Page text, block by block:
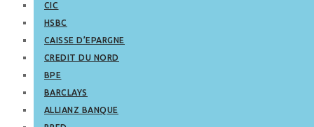
CIC
HSBC
CAISSE D’EPARGNE
CREDIT DU NORD
BPE
BARCLAYS
ALLIANZ BANQUE